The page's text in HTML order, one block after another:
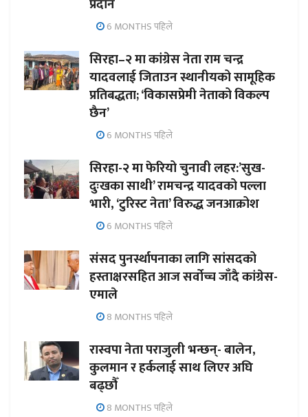
6 MONTHS पहिले
सिरहा–२ मा कांग्रेस नेता राम चन्द्र
यादवलाई जिताउन स्थानीयको सामूहिक
प्रतिबद्धता; ‘विकासप्रेमी नेताको विकल्प
छैन’
6 MONTHS पहिले
सिरहा-२ मा फेरियो चुनावी लहर:’सुख-
दुःखका साथी’ रामचन्द्र यादवको पल्ला
भारी, ‘टुरिस्ट नेता’ विरुद्ध जनआक्रोश
6 MONTHS पहिले
संसद पुनर्स्थापनाका लागि सांसदको
हस्ताक्षरसहित आज सर्वोच्च जाँदै कांग्रेस-
एमाले
8 MONTHS पहिले
रास्वपा नेता पराजुली भन्छन्- बालेन,
कुलमान र हर्कलाई साथ लिएर अघि
बढ्छौँ
8 MONTHS पहिले